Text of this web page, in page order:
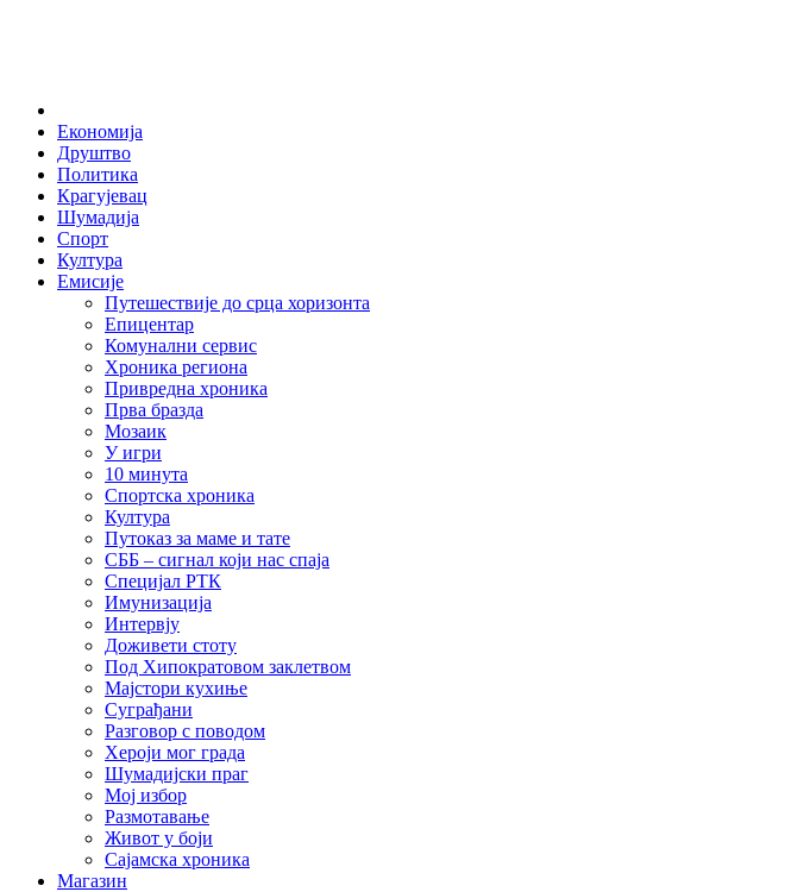
Економија
Друштво
Политика
Крагујевац
Шумадија
Спорт
Култура
Емисије
Путешествије до срца хоризонта
Епицентар
Комунални сервис
Хроника региона
Привредна хроника
Прва бразда
Мозаик
У игри
10 минута
Спортска хроника
Култура
Путоказ за маме и тате
СББ – сигнал који нас спаја
Специјал РТК
Имунизација
Интервју
Доживети стоту
Под Хипократовом заклетвом
Мајстори кухиње
Суграђани
Разговор с поводом
Хероји мог града
Шумадијски праг
Мој избор
Размотавање
Живот у боји
Сајамска хроника
Магазин